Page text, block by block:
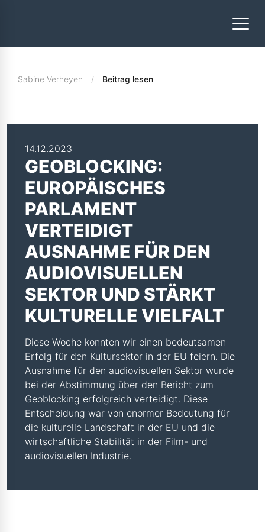
Sabine Verheyen Beitrag lesen
14.12.2023
GEOBLOCKING:
EUROPÄISCHES
PARLAMENT
VERTEIDIGT
AUSNAHME FÜR DEN
AUDIOVISUELLEN
SEKTOR UND STÄRKT
KULTURELLE VIELFALT
Diese Woche konnten wir einen bedeutsamen
Erfolg für den Kultursektor in der EU feiern. Die
Ausnahme für den audiovisuellen Sektor wurde
bei der Abstimmung über den Bericht zum
Geoblocking erfolgreich verteidigt. Diese
Entscheidung war von enormer Bedeutung für
die kulturelle Landschaft in der EU und die
wirtschaftliche Stabilität in der Film- und
audiovisuellen Industrie.